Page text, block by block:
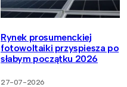
Rynek prosumenckiej
fotowoltaiki przyspiesza po
słabym początku 2026
27-07-2026